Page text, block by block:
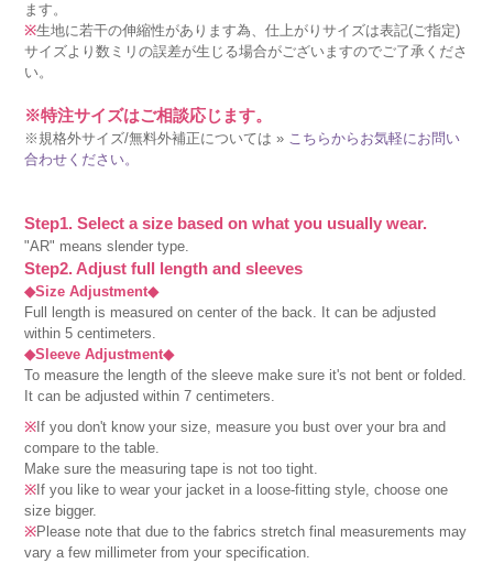
ます。
※生地に若干の伸縮性があります為、仕上がりサイズは表記(ご指定)
サイズより数ミリの誤差が生じる場合がございますのでご了承くださ
い。
※特注サイズはご相談応じます。
※規格外サイズ/無料外補正については » こちらからお気軽にお問い
合わせください。
Step1. Select a size based on what you usually wear.
"AR" means slender type.
Step2. Adjust full length and sleeves
◆Size Adjustment◆
Full length is measured on center of the back. It can be adjusted
within 5 centimeters.
◆Sleeve Adjustment◆
To measure the length of the sleeve make sure it's not bent or folded.
It can be adjusted within 7 centimeters.
※ If you don't know your size, measure you bust over your bra and
compare to the table.
Make sure the measuring tape is not too tight.
※ If you like to wear your jacket in a loose-fitting style, choose one
size bigger.
※Please note that due to the fabrics stretch final measurements may
vary a few millimeter from your specification.